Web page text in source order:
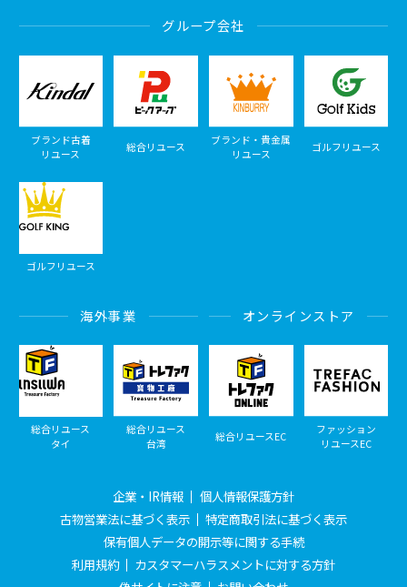
グループ会社
ブランド古着
リユース
総合リユース
ブランド・貴金属
リユース
ゴルフリユース
ゴルフリユース
海外事業
総合リユース
タイ
総合リユース
台湾
オンラインストア
総合リユースEC
ファッション
リユースEC
企業・IR情報
個人情報保護方針
古物営業法に基づく表示
特定商取引法に基づく表示
保有個人データの開示等に関する手続
利用規約
カスタマーハラスメントに対する方針